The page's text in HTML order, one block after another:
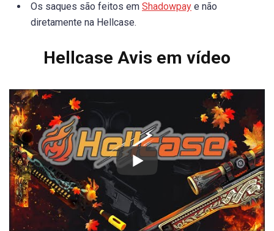
Os saques são feitos em Shadowpay e não
diretamente na Hellcase.
Hellcase Avis em vídeo